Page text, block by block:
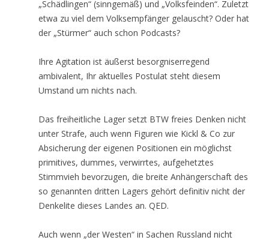
„Schädlingen“ (sinngemäß) und „Volksfeinden“. Zuletzt
etwa zu viel dem Volksempfänger gelauscht? Oder hat
der „Stürmer“ auch schon Podcasts?
Ihre Agitation ist äußerst besorgniserregend
ambivalent, Ihr aktuelles Postulat steht diesem
Umstand um nichts nach.
Das freiheitliche Lager setzt BTW freies Denken nicht
unter Strafe, auch wenn Figuren wie Kickl & Co zur
Absicherung der eigenen Positionen ein möglichst
primitives, dummes, verwirrtes, aufgehetztes
Stimmvieh bevorzugen, die breite Anhängerschaft des
so genannten dritten Lagers gehört definitiv nicht der
Denkelite dieses Landes an. QED.
Auch wenn „der Westen“ in Sachen Russland nicht